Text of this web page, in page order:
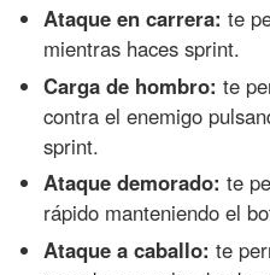
Ataque en carrera: te
mientras haces sprint.
Carga de hombro: te
contra el enemigo
sprint.
Ataque demorado: te
rápido manteniendo el
Ataque a caballo: te